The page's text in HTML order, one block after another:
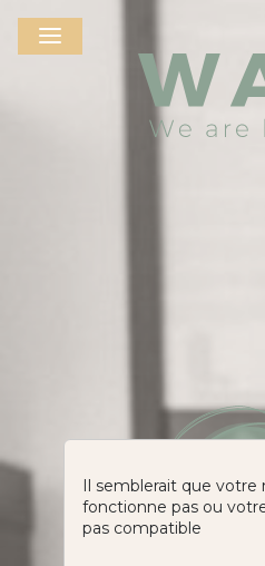
Il semblerait que votre
fonctionne pas ou
pas compatible